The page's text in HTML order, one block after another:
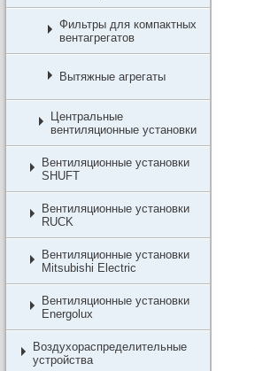
Фильтры для компактных
вентагрегатов
Вытяжные агрегаты
Центральные
вентиляционные установки
Вентиляционные установки
SHUFT
Вентиляционные установки
RUCK
Вентиляционные установки
Mitsubishi Electric
Вентиляционные установки
Energolux
Воздухораспределительные
устройства